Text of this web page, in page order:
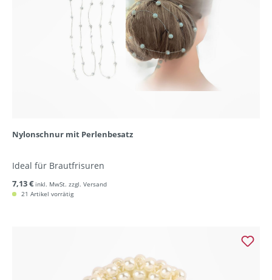
Nylonschnur mit Perlenbesatz
Ideal für Brautfrisuren
7,13 € inkl. MwSt. zzgl. Versand
21 Artikel vorrätig